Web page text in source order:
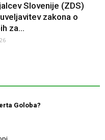
Slovenije (ZDS)
zakona o
za...
Goloba?